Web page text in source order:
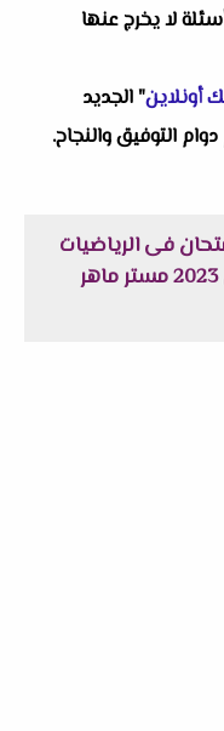
لا يخرج عنها
أونلاين" الجديد
التوفيق والنجاح.
فى الرياضيات
للصف الرابع الابتدائى الترم الاول 2023 مستر ماهر